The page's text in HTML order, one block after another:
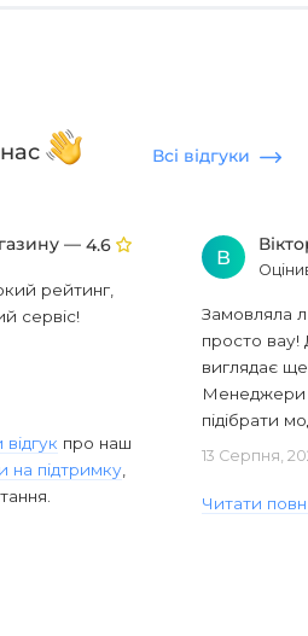
Всі відгуки
— 4.6
рейтинг,
сервіс!
про наш
на підтримку,
В
Замовляла
просто вау!
виглядає
Менеджери
підібрати
13 Серпня,
Читати